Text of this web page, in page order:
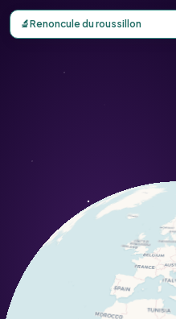
Carte d'observation du
🔬Renoncule du roussillon